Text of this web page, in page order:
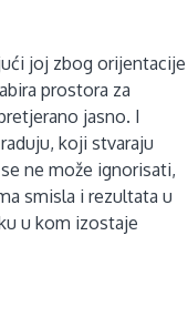
joj zbog orijentacije
prostora za
jasno. I
koji stvaraju
ne može ignorisati,
smisla i rezultata u
u kom izostaje